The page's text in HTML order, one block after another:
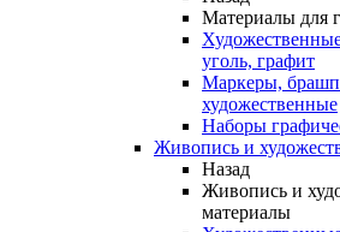
Материалы для
уголь, графит
Маркеры,
художественные
Наборы
Живопись и
Назад
Живопись и
материалы